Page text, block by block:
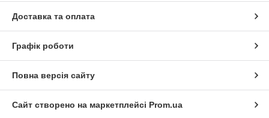
Доставка та оплата
Графік роботи
Повна версія сайту
Сайт створено на маркетплейсі Prom.ua